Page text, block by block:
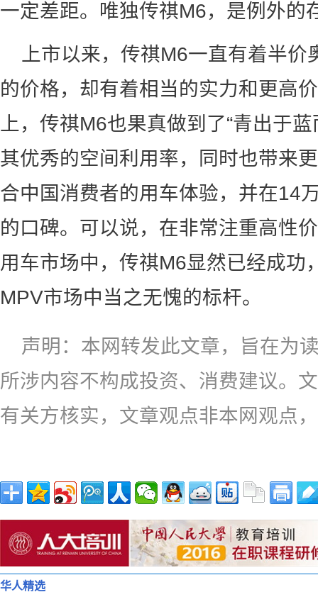
一定差距。唯独传祺M6，是例外的
上市以来，传祺M6一直有着半
的价格，却有着相当的实力和更高
上，传祺M6也果真做到了“青出于
其优秀的空间利用率，同时也带来
合中国消费者的用车体验，并在14
的口碑。可以说，在非常注重高性
用车市场中，传祺M6显然已经成功
MPV市场中当之无愧的标杆。
声明：本网转发此文章，旨在为
所涉内容不构成投资、消费建议。
有关方核实，文章观点非本网观点
华人精选